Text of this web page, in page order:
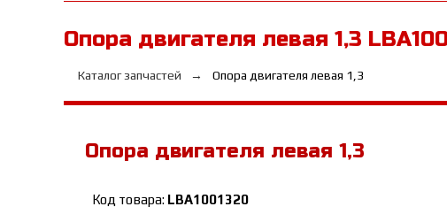
Опора двигателя левая 1,3
Каталог запчастей Опора двигателя левая 1,3
Опора двигателя левая 1,3
Код товара: LBA1001320